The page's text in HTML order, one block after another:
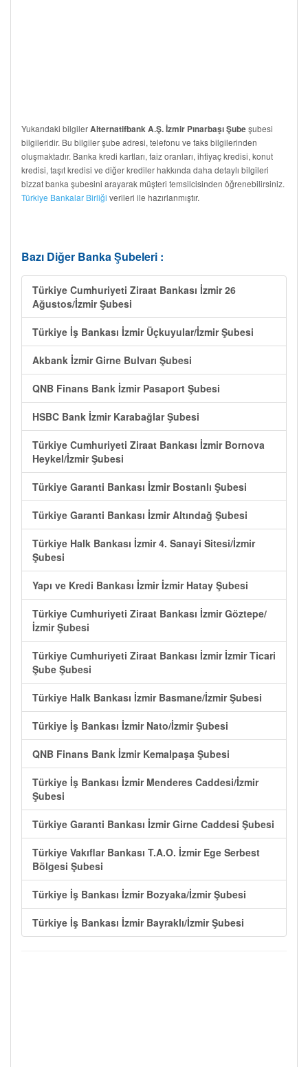
Yukarıdaki bilgilerAlternatifbank A.Ş. İzmir Pınarbaşı Şubeşubesi
bilgileridir. Bu bilgiler şube adresi, telefonu ve faks bilgilerinden
oluşmaktadır. Banka kredi kartları, faiz oranları, ihtiyaç kredisi, konut
kredisi, taşıt kredisi ve diğer krediler hakkında daha detaylı bilgileri
bizzat banka şubesini arayarak müşteri temsilcisinden öğrenebilirsiniz.
Türkiye Bankalar Birliği verileri ile hazırlanmıştır.
Bazı Diğer Banka Şubeleri :
Türkiye Cumhuriyeti Ziraat Bankası İzmir 26
Ağustos/İzmir Şubesi
Türkiye İş Bankası İzmir Üçkuyular/İzmir Şubesi
Akbank İzmir Girne Bulvarı Şubesi
QNB Finans Bank İzmir Pasaport Şubesi
HSBC Bank İzmir Karabağlar Şubesi
Türkiye Cumhuriyeti Ziraat Bankası İzmir Bornova
Heykel/İzmir Şubesi
Türkiye Garanti Bankası İzmir Bostanlı Şubesi
Türkiye Garanti Bankası İzmir Altındağ Şubesi
Türkiye Halk Bankası İzmir 4. Sanayi Sitesi/İzmir
Şubesi
Yapı ve Kredi Bankası İzmir İzmir Hatay Şubesi
Türkiye Cumhuriyeti Ziraat Bankası İzmir Göztepe/
İzmir Şubesi
Türkiye Cumhuriyeti Ziraat Bankası İzmir İzmir Ticari
Şube Şubesi
Türkiye Halk Bankası İzmir Basmane/İzmir Şubesi
Türkiye İş Bankası İzmir Nato/İzmir Şubesi
QNB Finans Bank İzmir Kemalpaşa Şubesi
Türkiye İş Bankası İzmir Menderes Caddesi/İzmir
Şubesi
Türkiye Garanti Bankası İzmir Girne Caddesi Şubesi
Türkiye Vakıflar Bankası T.A.O. İzmir Ege Serbest
Bölgesi Şubesi
Türkiye İş Bankası İzmir Bozyaka/İzmir Şubesi
Türkiye İş Bankası İzmir Bayraklı/İzmir Şubesi